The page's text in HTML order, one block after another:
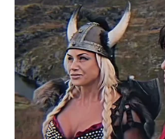
WN
BINTAN
WN
MANDALIKA
WN
LIKUPANG